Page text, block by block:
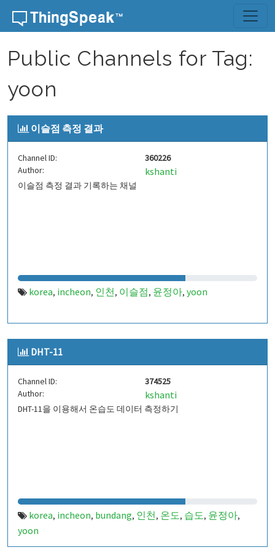
Skip to content
Public Channels for Tag:
yoon
이슬점 측정 결과
Channel ID:
360226
Author:
kshanti
이슬점 측정 결과 기록하는 채널
korea, incheon, 인천, 이슬점, 윤정아, yoon
DHT-11
Channel ID:
374525
Author:
kshanti
DHT-11을 이용해서 온습도 데이터 측정하기
korea, incheon, bundang, 인천, 온도, 습도, 윤정아,
yoon